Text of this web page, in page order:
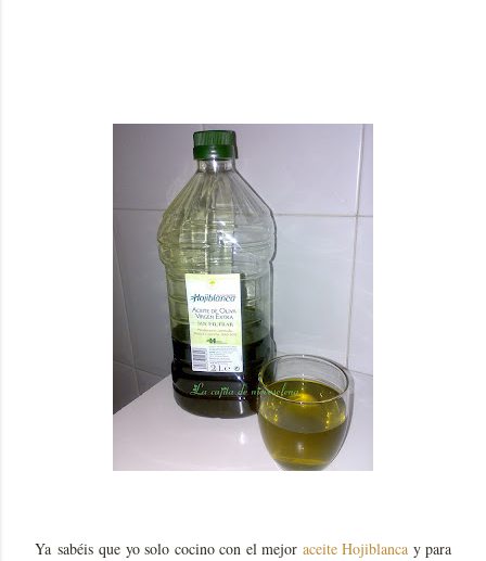
Ya sabéis que yo solo cocino con el mejor aceite Hojiblanca y para